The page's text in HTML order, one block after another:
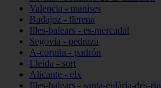
Valencia - manises
Badajoz - llerena
Illes-balears - es-mercadal
Segovia - pedraza
A-coruña - padrón
Lleida - sort
Alicante - elx
Illes-balears - santa-eulària-des-riu